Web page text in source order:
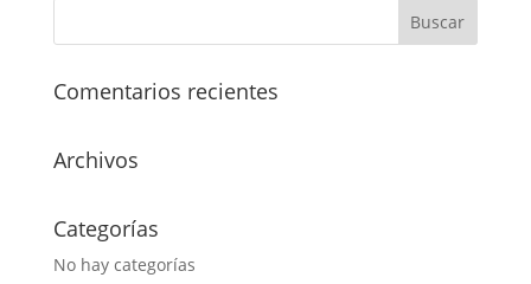
Comentarios recientes
Archivos
Categorías
No hay categorías